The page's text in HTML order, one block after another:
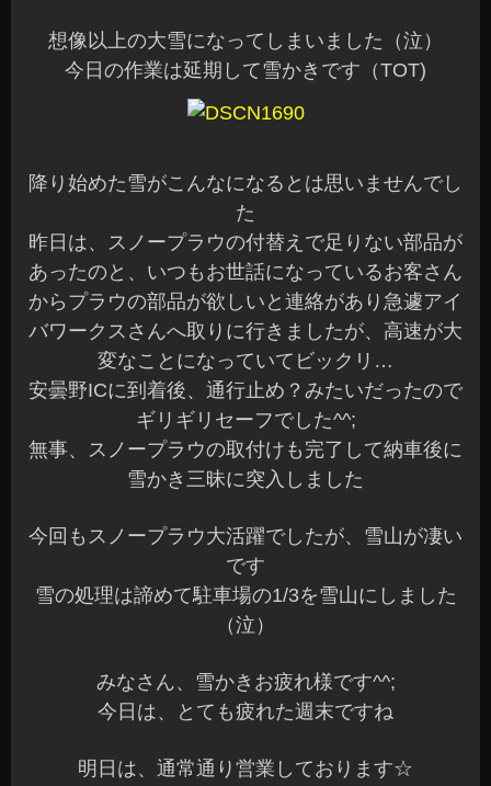
想像以上の大雪になってしまいました（泣）
今日の作業は延期して雪かきです（TOT)
降り始めた雪がこんなになるとは思いませんでし
た
昨日は、スノープラウの付替えで足りない部品が
あったのと、いつもお世話になっているお客さん
からプラウの部品が欲しいと連絡があり急遽アイ
バワークスさんへ取りに行きましたが、高速が大
変なことになっていてビックリ…
安曇野ICに到着後、通行止め？みたいだったので
ギリギリセーフでした^^;
無事、スノープラウの取付けも完了して納車後に
雪かき三昧に突入しました
今回もスノープラウ大活躍でしたが、雪山が凄い
です
雪の処理は諦めて駐車場の1/3を雪山にしました
（泣）
みなさん、雪かきお疲れ様です^^;
今日は、とても疲れた週末ですね
明日は、通常通り営業しております☆